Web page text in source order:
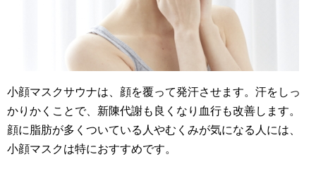
小顔マスクサウナは、顔を覆って発汗させます。汗をしっ
かりかくことで、新陳代謝も良くなり血行も改善します。
顔に脂肪が多くついている人やむくみが気になる人には、
小顔マスクは特におすすめです。